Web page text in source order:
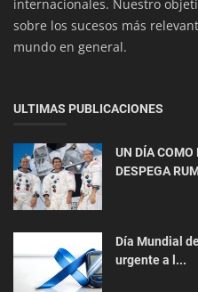
Interés General
¿Por Qué Tener una
Esencial para el
internacionales. Nuestro
sobre los sucesos más
mundo en general.
ULTIMAS PUBLICACIONES
UN DÍA
DESPEGA
Día Mundial
urgente a l...